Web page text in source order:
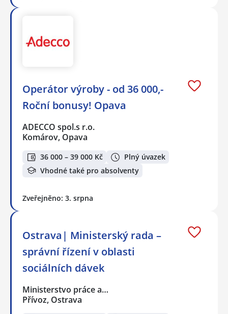
Operátor výroby - od 36 000,-
Roční bonusy! Opava
ADECCO spol.s r.o.
Komárov, Opava
36 000 – 39 000 Kč
Plný úvazek
Vhodné také pro absolventy
Zveřejněno: 3. srpna
Ostrava| Ministerský rada –
správní řízení v oblasti
sociálních dávek
Ministerstvo práce a…
Přívoz, Ostrava